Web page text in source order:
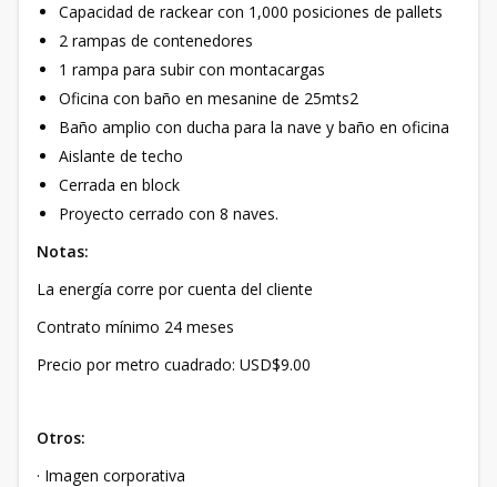
Capacidad de rackear con 1,000 posiciones de pallets
2 rampas de contenedores
1 rampa para subir con montacargas
Oficina con baño en mesanine de 25mts2
Baño amplio con ducha para la nave y baño en oficina
Aislante de techo
Cerrada en block
Proyecto cerrado con 8 naves.
Notas:
La energía corre por cuenta del cliente
Contrato mínimo 24 meses
Precio por metro cuadrado: USD$9.00
Otros:
· Imagen corporativa